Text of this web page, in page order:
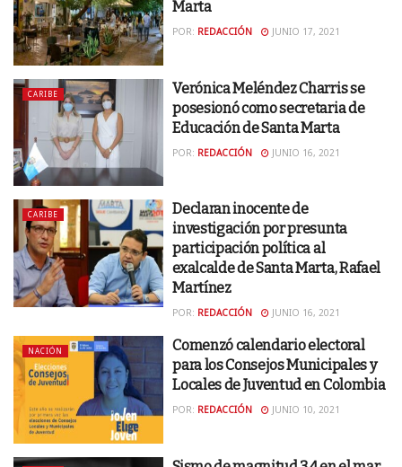
Marta
POR: REDACCIÓN JUNIO 17, 2021
CARIBE
Verónica Meléndez Charris se
posesionó como secretaria de
Educación de Santa Marta
POR: REDACCIÓN JUNIO 16, 2021
CARIBE
Declaran inocente de
investigación por presunta
participación política al
exalcalde de Santa Marta, Rafael
Martínez
POR: REDACCIÓN JUNIO 16, 2021
NACIÓN
Comenzó calendario electoral
para los Consejos Municipales y
Locales de Juventud en Colombia
POR: REDACCIÓN JUNIO 10, 2021